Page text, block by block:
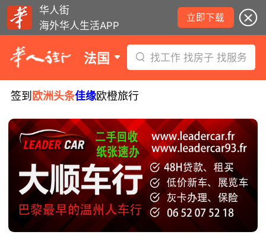
华人街
海外华人生活APP
立即下载
法国 找工作 找房子 找服务
签到 欧洲头条佳缘欧橙旅行